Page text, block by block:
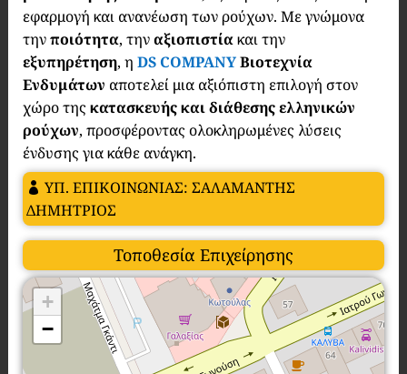
εφαρμογή και ανανέωση των ρούχων. Με γνώμονα
τηνποιότητα, τηναξιοπιστίακαι την
εξυπηρέτηση, η DS COMPANYΒιοτεχνία
Ενδυμάτων αποτελεί μια αξιόπιστη επιλογή στον
χώρο της κατασκευής και διάθεσης ελληνικών
ρούχων, προσφέροντας ολοκληρωμένες λύσεις
ένδυσης για κάθε ανάγκη.
ΥΠ. ΕΠΙΚΟΙΝΩΝΙΑΣ: ΣΑΛΑΜΑΝΤΗΣ
ΔΗΜΗΤΡΙΟΣ
Τοποθεσία Επιχείρησης
+
−